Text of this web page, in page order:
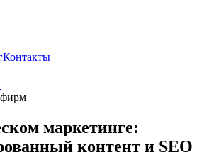
Контакты
маркетинге:
контент и SEO